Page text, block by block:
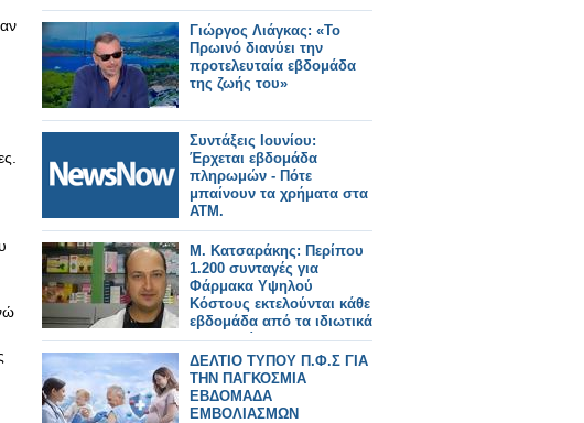
Γιώργος Λιάγκας: «Το
Πρωινό διανύει την
προτελευταία εβδομάδα
της ζωής του»
Συντάξεις Ιουνίου:
Έρχεται εβδομάδα
πληρωμών - Πότε
μπαίνουν τα χρήματα στα
ΑΤΜ.
Μ. Κατσαράκης: Περίπου
1.200 συνταγές για
Φάρμακα Υψηλού
Κόστους εκτελούνται κάθε
εβδομάδα από τα ιδιωτικά
φαρμακεία
ΔΕΛΤΙΟ ΤΥΠΟΥ Π.Φ.Σ ΓΙΑ
ΤΗΝ ΠΑΓΚΟΣΜΙΑ
ΕΒΔΟΜΑΔΑ
ΕΜΒΟΛΙΑΣΜΩΝ